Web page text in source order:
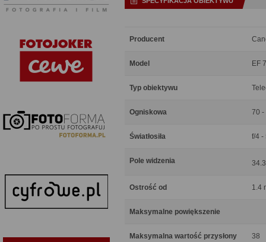
Producent
Model EF
Typ obiektywu
Ogniskowa 70 -
Światłosiła f/4 -
Pole widzenia
Ostrość od 1.4
Maksymalne powiększenie
Maksymalna wartość przysłony 38